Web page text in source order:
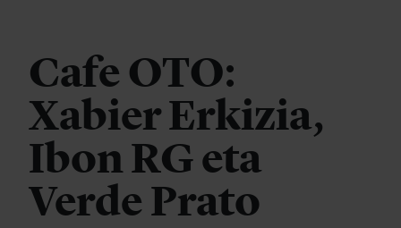
Cafe OTO:
Xabier Erkizia,
Ibon RG eta
Verde Prato